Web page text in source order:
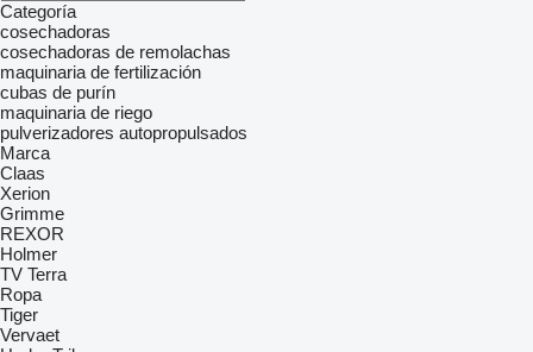
Categoría
cosechadoras
cosechadoras de remolachas
maquinaria de fertilización
cubas de purín
maquinaria de riego
pulverizadores autopropulsados
Marca
Claas
Xerion
Grimme
REXOR
Holmer
TV Terra
Ropa
Tiger
Vervaet